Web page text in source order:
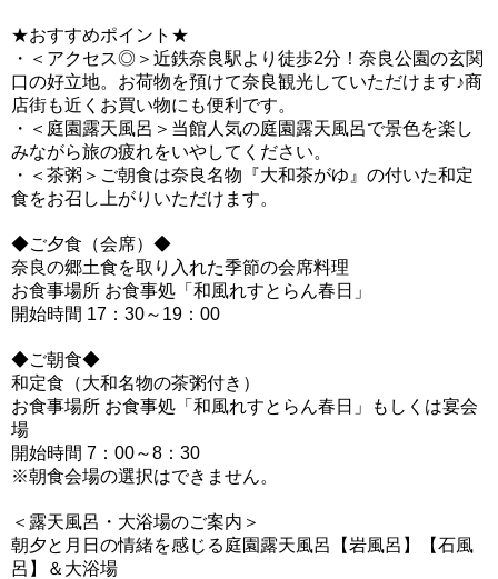
★おすすめポイント★
・＜アクセス◎＞近鉄奈良駅より徒歩2分！奈良公園の玄関
口の好立地。お荷物を預けて奈良観光していただけます♪商
店街も近くお買い物にも便利です。
・＜庭園露天風呂＞当館人気の庭園露天風呂で景色を楽し
みながら旅の疲れをいやしてください。
・＜茶粥＞ご朝食は奈良名物『大和茶がゆ』の付いた和定
食をお召し上がりいただけます。
◆ご夕食（会席）◆
奈良の郷土食を取り入れた季節の会席料理
お食事場所 お食事処「和風れすとらん春日」
開始時間 17：30～19：00
◆ご朝食◆
和定食（大和名物の茶粥付き）
お食事場所 お食事処「和風れすとらん春日」もしくは宴会
場
開始時間 7：00～8：30
※朝食会場の選択はできません。
＜露天風呂・大浴場のご案内＞
朝夕と月日の情緒を感じる庭園露天風呂【岩風呂】【石風
呂】＆大浴場